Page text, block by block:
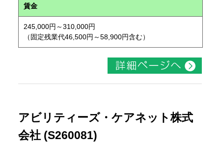
賃金
245,000円～310,000円
（固定残業代46,500円～58,900円含む）
アビリティーズ・ケアネット株式
会社 (S260081)